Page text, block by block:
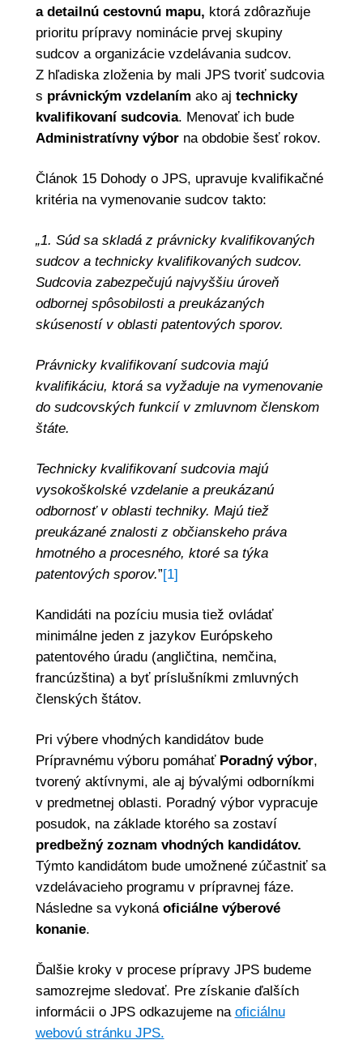
a detailnú cestovnú mapu, ktorá zdôrazňuje
prioritu prípravy nominácie prvej skupiny
sudcov a organizácie vzdelávania sudcov.
Z hľadiska zloženia by mali JPS tvoriť sudcovia
s právnickým vzdelaním ako aj technicky
kvalifikovaní sudcovia. Menovať ich bude
Administratívny výborna obdobie šesť rokov.
Článok 15 Dohody o JPS, upravuje kvalifikačné
kritéria na vymenovanie sudcov takto:
„1. Súd sa skladá z právnicky kvalifikovaných
sudcov a technicky kvalifikovaných sudcov.
Sudcovia zabezpečujú najvyššiu úroveň
odbornej spôsobilosti a preukázaných
skúseností v oblasti patentových sporov.
Právnicky kvalifikovaní sudcovia majú
kvalifikáciu, ktorá sa vyžaduje na vymenovanie
do sudcovských funkcií v zmluvnom členskom
štáte.
Technicky kvalifikovaní sudcovia majú
vysokoškolské vzdelanie a preukázanú
odbornosť v oblasti techniky. Majú tiež
preukázané znalosti z občianskeho práva
hmotného a procesného, ktoré sa týka
patentových sporov.”[1]
Kandidáti na pozíciu musia tiež ovládať
minimálne jeden z jazykov Európskeho
patentového úradu (angličtina, nemčina,
francúzština) a byť príslušníkmi zmluvných
členských štátov.
Pri výbere vhodných kandidátov bude
Prípravnému výboru pomáhať Poradný výbor,
tvorený aktívnymi, ale aj bývalými odborníkmi
v predmetnej oblasti. Poradný výbor vypracuje
posudok, na základe ktorého sa zostaví
predbežný zoznam vhodných kandidátov.
Týmto kandidátom bude umožnené zúčastniť sa
vzdelávacieho programu v prípravnej fáze.
Následne sa vykonáoficiálne výberové
konanie.
Ďalšie kroky v procese prípravy JPS budeme
samozrejme sledovať. Pre získanie ďalších
informácii o JPS odkazujeme na oficiálnu
webovú stránku JPS.